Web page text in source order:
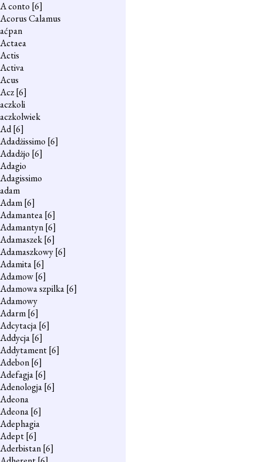
A conto [6]
Acorus Calamus
aćpan
Actaea
Actis
Activa
Acus
Acz[6]
aczkoli
aczkolwiek
Ad[6]
Adadżissimo [6]
Adadżjo [6]
Adagio
Adagissimo
adam
Adam[6]
Adamantea[6]
Adamantyn[6]
Adamaszek[6]
Adamaszkowy[6]
Adamita[6]
Adamow[6]
Adamowa szpilka[6]
Adamowy
Adarm[6]
Adcytacja[6]
Addycja[6]
Addytament[6]
Adebon[6]
Adefagja[6]
Adenologja[6]
Adeona
Adeona[6]
Adephagia
Adept[6]
Aderbistan[6]